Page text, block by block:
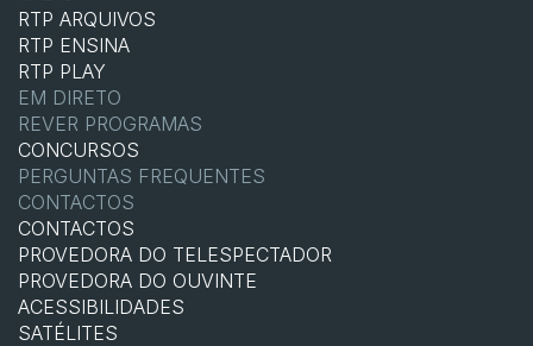
RTP ARQUIVOS
RTP ENSINA
RTP PLAY
EM DIRETO
REVER PROGRAMAS
CONCURSOS
PERGUNTAS FREQUENTES
CONTACTOS
CONTACTOS
PROVEDORA DO TELESPECTADOR
PROVEDORA DO OUVINTE
ACESSIBILIDADES
SATÉLITES